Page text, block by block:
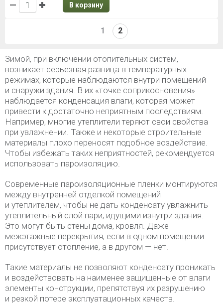
В корзину
1 2
Зимой, при включении отопительных систем,
возникает серьезная разница в температурных
режимах, которые наблюдаются внутри помещений
и снаружи здания. В их «точке соприкосновения»
наблюдается конденсация влаги, которая может
привести к достаточно неприятным последствиям.
Например, многие утеплители теряют свои свойства
при увлажнении. Также и некоторые строительные
материалы плохо переносят подобное воздействие.
Чтобы избежать таких неприятностей, рекомендуется
использовать пароизоляцию.
Современные пароизоляционные пленки монтируются
между внутренней отделкой помещений
и утеплителем, чтобы не дать конденсату увлажнить
утеплительный слой пари, идущими изнутри здания.
Это могут быть стены дома, кровля. Даже
межэтажные перекрытия, если в одном помещении
присутствует отопление, а в другом — нет.
Такие материалы не позволяют конденсату проникать
и воздействовать на наименее защищенные от влаги
элементы конструкции, препятствуя их разрушению
и резкой потере эксплуатационных качеств.